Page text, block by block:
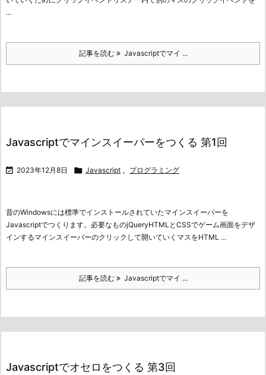
...
記事を読む Javascriptでマイ ...
Javascriptでマインスイーパーをつくる 第1回
 2023年12月8日  Javascript , プログラミング
昔のWindowsには標準でインストールされていたマインスイーパーを
Javascriptでつくります。 必要なものjQueryHTMLとCSSでゲーム画面をデザ
インするマインスイーパーのクリックして開いていくマスをHTML ...
記事を読む Javascriptでマイ ...
Javascriptでオセロをつくる 第3回